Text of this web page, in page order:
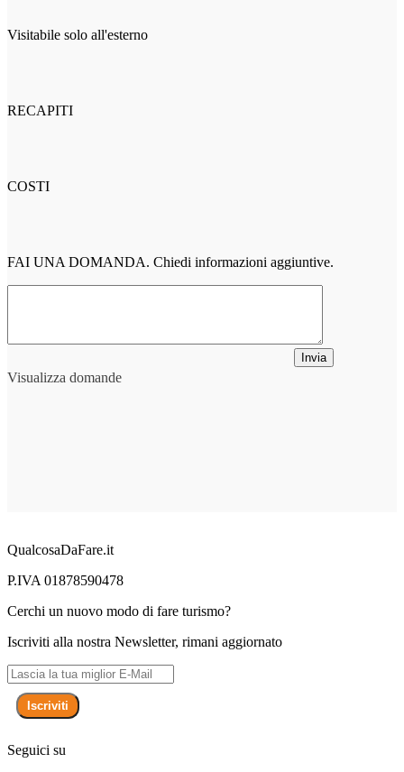
Visitabile solo all'esterno
RECAPITI
COSTI
FAI UNA DOMANDA. Chiedi informazioni aggiuntive.
Visualizza domande
Invia
QualcosaDaFare.it
P.IVA 01878590478
Cerchi un nuovo modo di fare turismo?
Iscriviti alla nostra Newsletter, rimani aggiornato
Iscriviti
Seguici su